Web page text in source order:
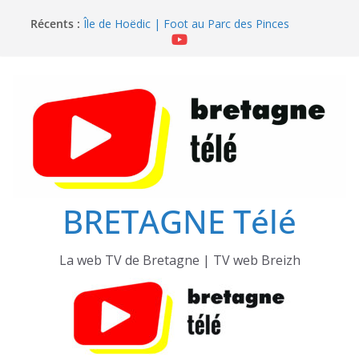
Récents : Île de Hoëdic | Dimanche le Jour du Zodiac
Île de Hoëdic | Foot au Parc des Pinces
Île de Hoëdic | Sensations Fortes en Open Skiff
BRETAGNE Télé
La web TV de Bretagne | TV web Breizh